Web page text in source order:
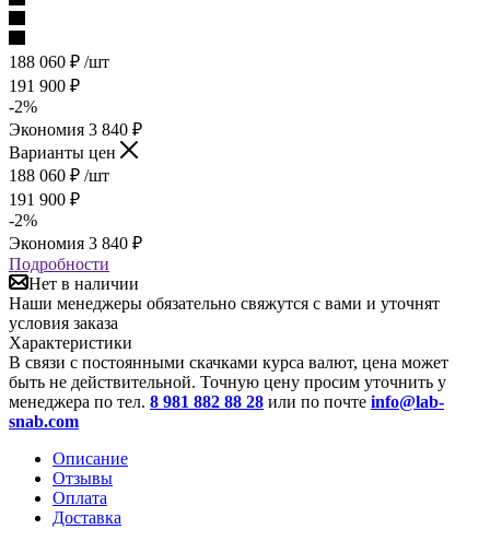
188 060 ₽ /шт
191 900 ₽
-2%
Экономия 3 840 ₽
Варианты цен
188 060 ₽ /шт
191 900 ₽
-2%
Экономия 3 840 ₽
Подробности
Нет в наличии
Наши менеджеры обязательно свяжутся с вами и уточнят
условия заказа
Характеристики
В связи с постоянными скачками курса валют, цена может
быть не действительной. Точную цену просим уточнить у
менеджера по тел. 8 981 882 88 28 или по почте info@lab-
snab.com
Описание
Отзывы
Оплата
Доставка